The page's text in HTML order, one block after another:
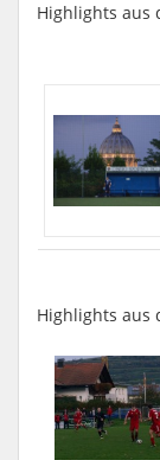
Highlights aus
Highlights aus